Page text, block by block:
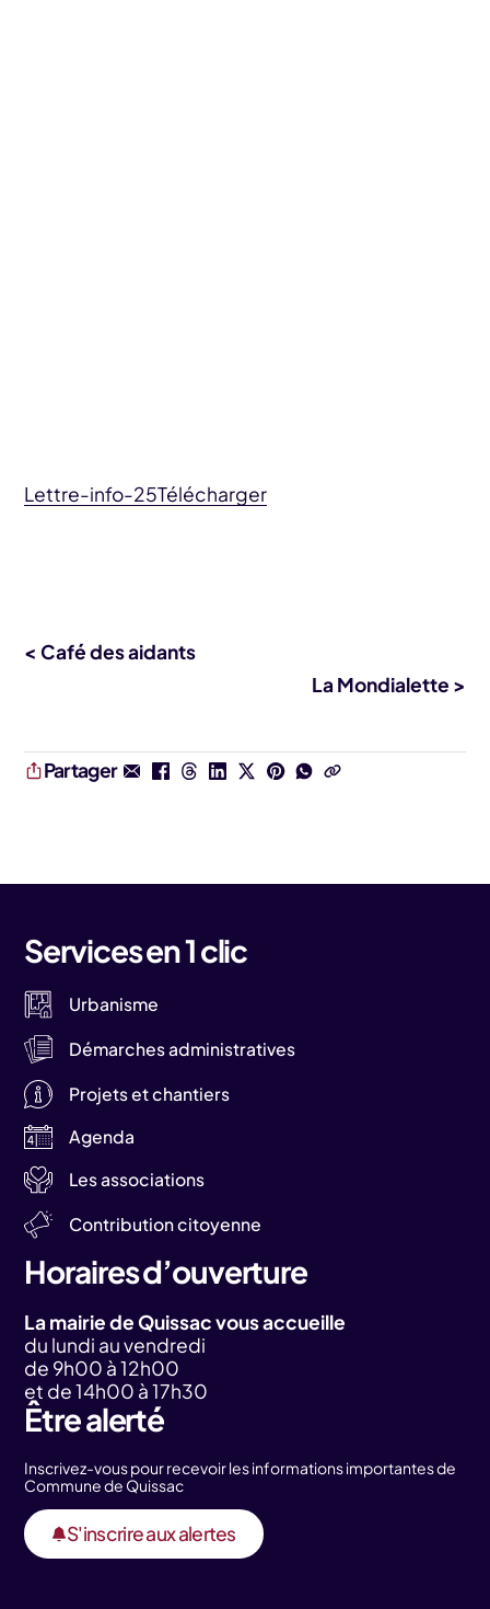
Lettre-info-25Télécharger
< Café des aidants
La Mondialette >
Partager
Services en 1 clic
Urbanisme
Démarches administratives
Projets et chantiers
Agenda
Les associations
Contribution citoyenne
Horaires d’ouverture
La mairie de Quissac vous accueille
du lundi au vendredi
de 9h00 à 12h00
et de 14h00 à 17h30
Être alerté
Inscrivez-vous pour recevoir les informations importantes de
Commune de Quissac
S'inscrire aux alertes